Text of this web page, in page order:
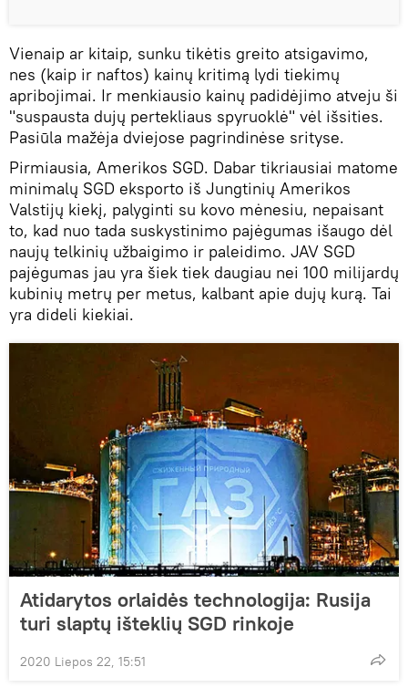
Vienaip ar kitaip, sunku tikėtis greito atsigavimo,
nes (kaip ir naftos) kainų kritimą lydi tiekimų
apribojimai. Ir menkiausio kainų padidėjimo atveju ši
"suspausta dujų pertekliaus spyruoklė" vėl išsities.
Pasiūla mažėja dviejose pagrindinėse srityse.
Pirmiausia, Amerikos SGD. Dabar tikriausiai matome
minimalų SGD eksporto iš Jungtinių Amerikos
Valstijų kiekį, palyginti su kovo mėnesiu, nepaisant
to, kad nuo tada suskystinimo pajėgumas išaugo dėl
naujų telkinių užbaigimo ir paleidimo. JAV SGD
pajėgumas jau yra šiek tiek daugiau nei 100 milijardų
kubinių metrų per metus, kalbant apie dujų kurą. Tai
yra dideli kiekiai.
Atidarytos orlaidės technologija: Rusija
turi slaptų išteklių SGD rinkoje
2020 Liepos 22, 15:51